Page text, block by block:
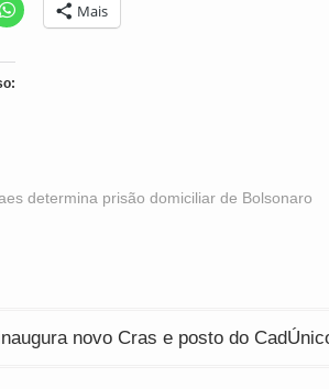
Mais
determina prisão domiciliar de Bolsonaro
novo Cras e posto do